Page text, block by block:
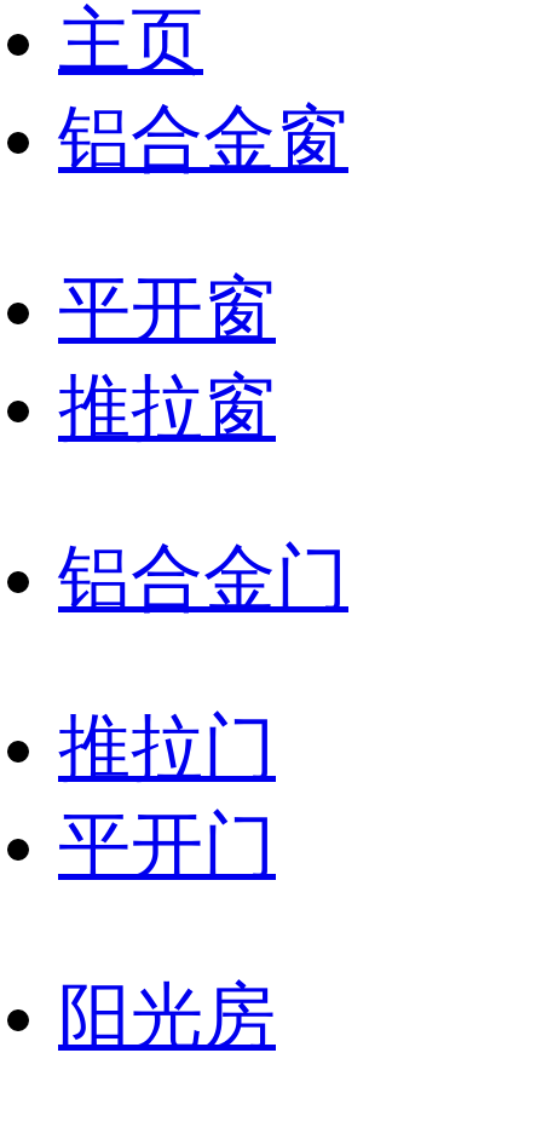
主页
铝合金窗
平开窗
推拉窗
铝合金门
推拉门
平开门
阳光房